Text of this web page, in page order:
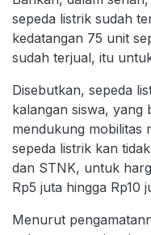
sepeda listrik sudah
kedatangan 75 unit
sudah terjual, itu
Disebutkan, sepeda
kalangan siswa, yang
mendukung mobilitas
sepeda listrik kan
dan STNK, untuk
Rp5 juta hingga Rp10
Menurut